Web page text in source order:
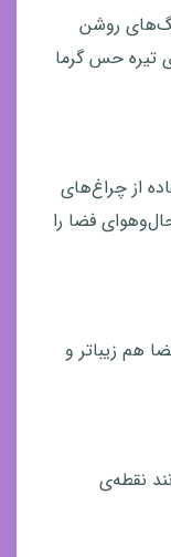
روشن
تیره حس گرما
از چراغ‌های
فضا را
هم زیباتر و
نقطه‌ی